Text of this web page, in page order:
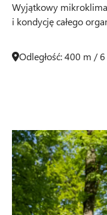
Wyjątkowy
i kondycję całego
Odległość: 400 m /